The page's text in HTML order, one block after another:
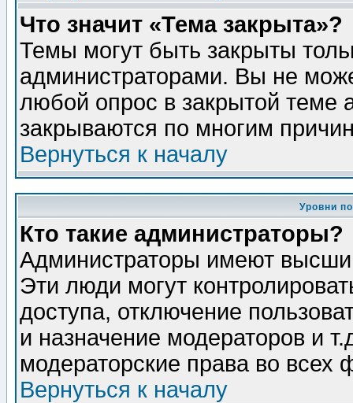
Что значит «Тема закрыта»?
Темы могут быть закрыты
администраторами. Вы не
любой опрос в закрытой теме
закрываются по многим
Вернуться к началу
Уровни
Кто такие администраторы?
Администраторы имеют
Эти люди могут
доступа, отключение
и назначение модераторов и
модераторские права во всех
Вернуться к началу